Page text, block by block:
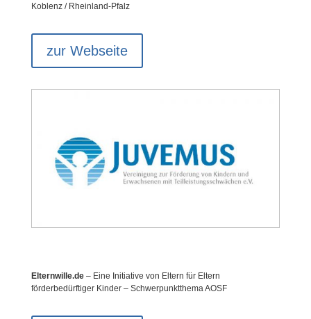
Koblenz / Rheinland-Pfalz
zur Webseite
Elternwille.de– Eine Initiative von Eltern für Eltern
förderbedürftiger Kinder – Schwerpunktthema AOSF